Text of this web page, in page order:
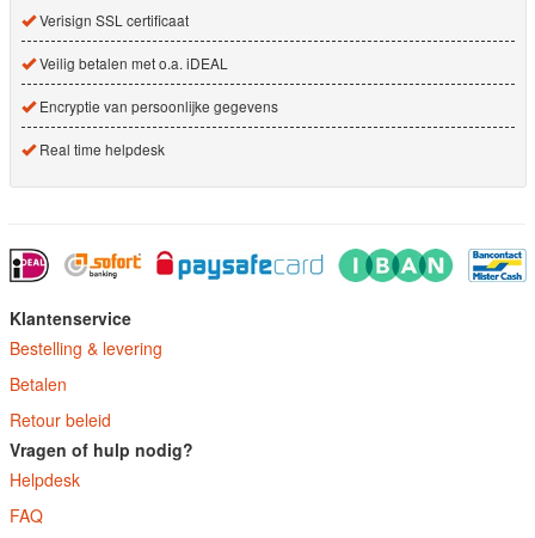
Verisign SSL certificaat
Veilig betalen met o.a. iDEAL
Encryptie van persoonlijke gegevens
Real time helpdesk
Klantenservice
Bestelling & levering
Betalen
Retour beleid
Vragen of hulp nodig?
Helpdesk
FAQ